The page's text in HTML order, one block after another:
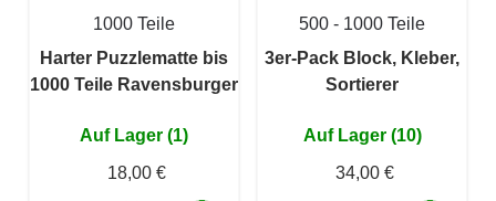
1000 Teile
Harter Puzzlematte bis
1000 Teile Ravensburger
Auf Lager (1)
18,00 €
500 - 1000 Teile
3er-Pack Block, Kleber,
Sortierer
Auf Lager (10)
34,00 €